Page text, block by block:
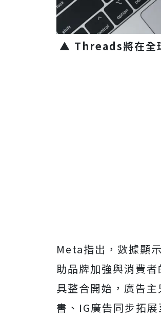
▲ Threads將在全
Meta指出，數據顯
助品牌加強與消費
具整合開始，廣告
書、IG廣告同步拓